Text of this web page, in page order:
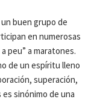
buen grupo de
en numerosas
peu” a maratones.
de un espíritu lleno
superación,
sinónimo de una